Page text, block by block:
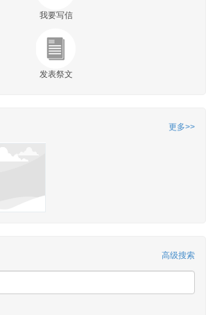
我要写信
发表祭文
更多>>
高级搜索